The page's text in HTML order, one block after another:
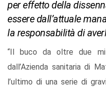
per effetto della
essere dall’attuale
la responsabilità di
“Il buco da oltre due
dall’Azienda sanitaria di
l’ultimo di una serie di